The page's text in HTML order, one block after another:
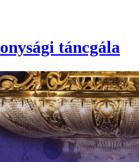
táncgála